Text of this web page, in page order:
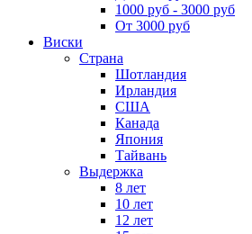
1000 руб - 3000 руб
От 3000 руб
Виски
Страна
Шотландия
Ирландия
США
Канада
Япония
Тайвань
Выдержка
8 лет
10 лет
12 лет